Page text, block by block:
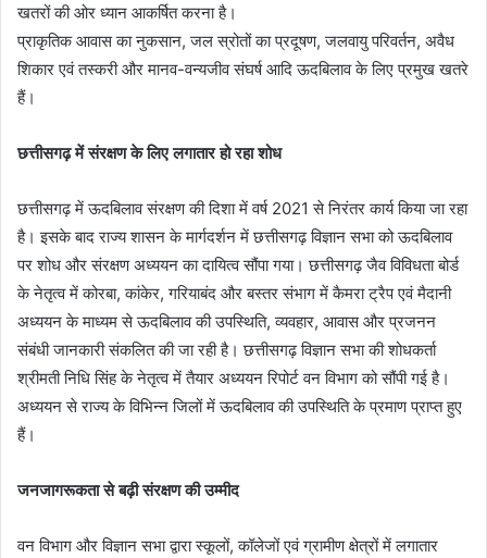
खतरों की ओर ध्यान आकर्षित करना है।
प्राकृतिक आवास का नुकसान, जल स्रोतों का प्रदूषण, जलवायु परिवर्तन, अवैध
शिकार एवं तस्करी और मानव-वन्यजीव संघर्ष आदि ऊदबिलाव के लिए प्रमुख खतरे
हैं।
छत्तीसगढ़ में संरक्षण के लिए लगातार हो रहा शोध
छत्तीसगढ़ में ऊदबिलाव संरक्षण की दिशा में वर्ष 2021 से निरंतर कार्य किया जा रहा
है। इसके बाद राज्य शासन के मार्गदर्शन में छत्तीसगढ़ विज्ञान सभा को ऊदबिलाव
पर शोध और संरक्षण अध्ययन का दायित्व सौंपा गया। छत्तीसगढ़ जैव विविधता बोर्ड
के नेतृत्व में कोरबा, कांकेर, गरियाबंद और बस्तर संभाग में कैमरा ट्रैप एवं मैदानी
अध्ययन के माध्यम से ऊदबिलाव की उपस्थिति, व्यवहार, आवास और प्रजनन
संबंधी जानकारी संकलित की जा रही है। छत्तीसगढ़ विज्ञान सभा की शोधकर्ता
श्रीमती निधि सिंह के नेतृत्व में तैयार अध्ययन रिपोर्ट वन विभाग को सौंपी गई है।
अध्ययन से राज्य के विभिन्न जिलों में ऊदबिलाव की उपस्थिति के प्रमाण प्राप्त हुए
हैं।
जनजागरूकता से बढ़ी संरक्षण की उम्मीद
वन विभाग और विज्ञान सभा द्वारा स्कूलों, कॉलेजों एवं ग्रामीण क्षेत्रों में लगातार